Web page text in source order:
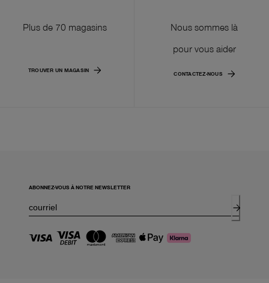
Plus de 70 magasins
TROUVER UN MAGASIN
Nous sommes là
pour vous aider
CONTACTEZ-NOUS
ABONNEZ-VOUS À NOTRE NEWSLETTER